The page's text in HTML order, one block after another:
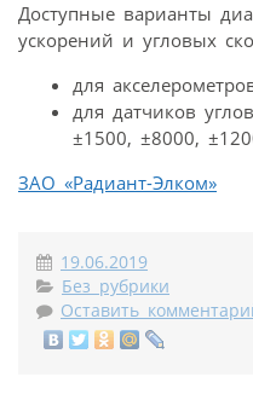
Доступные варианты
ускорений и угловых
для
для датчиков
±1500, ±8000,
ЗАО «Радиант-Элком»
19.06.2019
Без рубрики
Оставить